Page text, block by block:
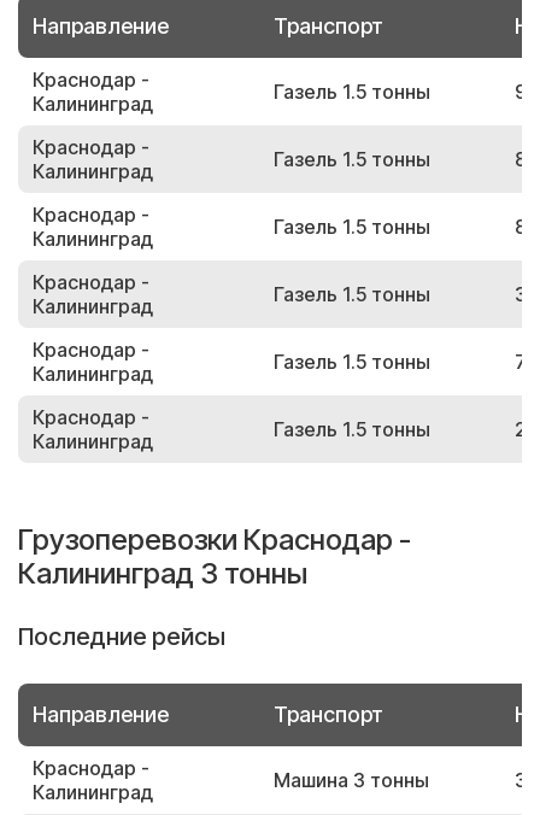
Направление Транспорт
Краснодар -
Калининград
Газель 1.5 тонны
Краснодар -
Калининград
Газель 1.5 тонны
Краснодар -
Калининград
Газель 1.5 тонны
Краснодар -
Калининград
Газель 1.5 тонны
Краснодар -
Калининград
Газель 1.5 тонны
Краснодар -
Калининград
Газель 1.5 тонны
Грузоперевозки Краснодар -
Калининград 3 тонны
Последние рейсы
Направление Транспорт
Краснодар -
Калининград
Машина 3 тонны